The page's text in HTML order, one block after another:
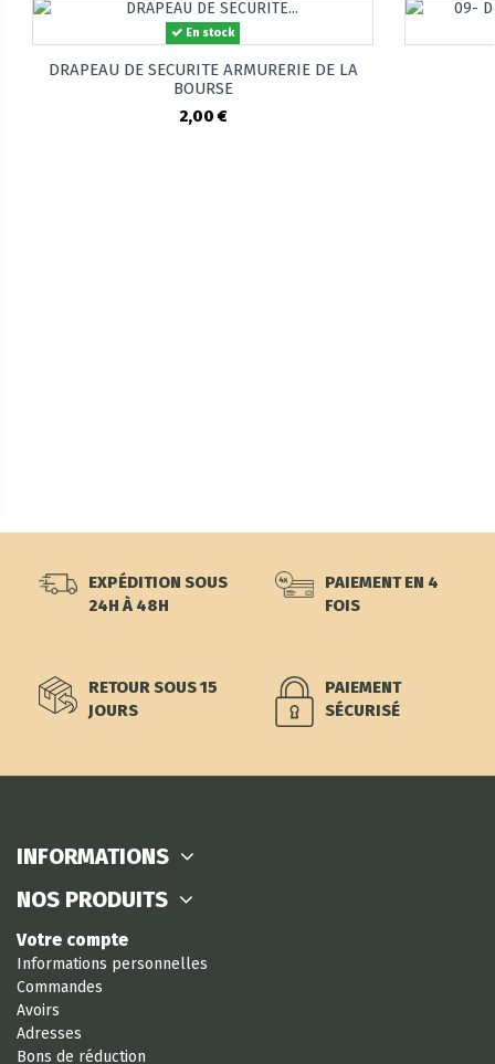
En stock
DRAPEAU DE SECURITE ARMURERIE DE LA
BOURSE
2,00 €
EXPÉDITION SOUS
24H À 48H
PAIEMENT EN 4
FOIS
RETOUR SOUS 15
JOURS
PAIEMENT
SÉCURISÉ
INFORMATIONS
NOS PRODUITS
Votre compte
Informations personnelles
Commandes
Avoirs
Adresses
Bons de réduction